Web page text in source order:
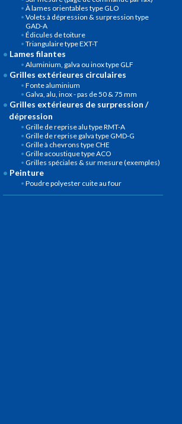
À lames orientables type GLO
Volets à dépression & surpression type
GAD-A
Édicules de toiture
Triangulaire type EXT-T
Lames filantes
Aluminium, galva ou inox type GLF
Grilles extérieures circulaires
Fonte aluminium
Galva, alu, inox - pas de 50 & 75 mm
Grilles extérieures de surpression /
dépression
Grille de reprise alu type RMT-A
Grille de reprise galva type GMD-G
Grille à chevrons type CHE
Grille acoustique type ACO
Grilles spéciales & sur mesure (exemples)
Peinture
Poudre polyester cuite au four